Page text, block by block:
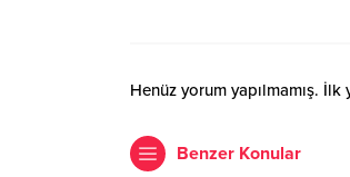
Henüz yorum yapılmamış.
Benzer Konular